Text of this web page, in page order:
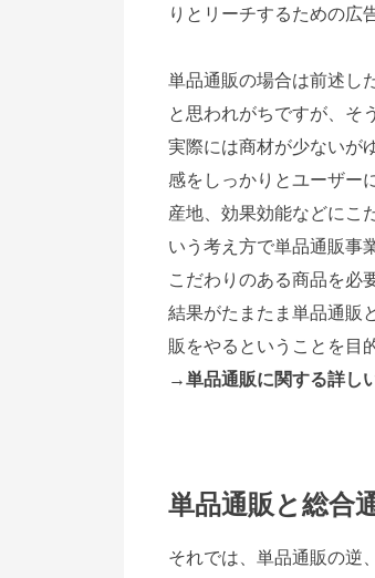
りとリーチするための広
単品通販の場合は前述し
と思われがちですが、そ
実際には商材が少ないが
感をしっかりとユーザー
産地、効果効能などにこ
いう考え方で単品通販事
こだわりのある商品を必
結果がたまたま単品通販
販をやるということを目
→単品通販に関する詳し
単品通販と総合
それでは、単品通販の逆